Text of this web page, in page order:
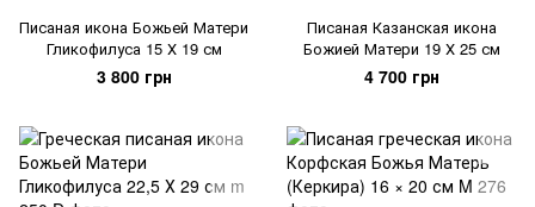
Писаная икона Божьей Матери
Гликофилуса 15 Х 19 см
3 800 грн
Писаная Казанская икона
Божией Матери 19 Х 25 см
4 700 грн